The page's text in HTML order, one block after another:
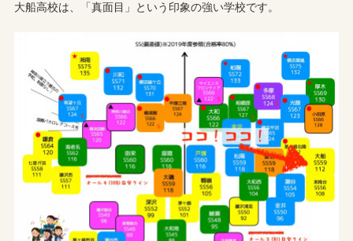
大船高校は、「真面目」という印象の強い学校です。